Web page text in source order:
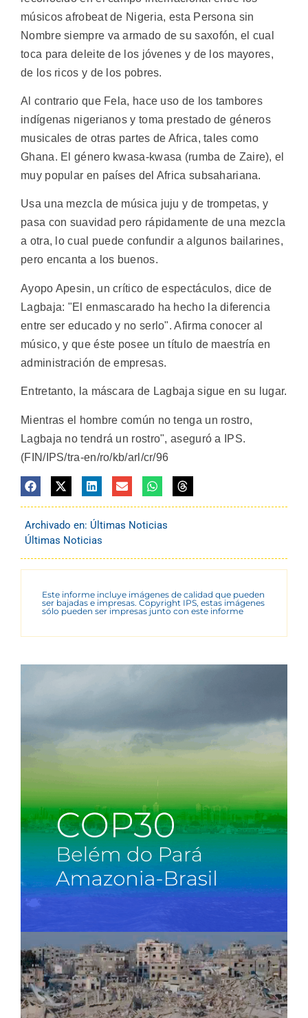
músicos afrobeat de Nigeria, esta Persona sin
Nombre siempre va armado de su saxofón, el cual
toca para deleite de los jóvenes y de los mayores,
de los ricos y de los pobres.
Al contrario que Fela, hace uso de los tambores
indígenas nigerianos y toma prestado de géneros
musicales de otras partes de Africa, tales como
Ghana. El género kwasa-kwasa (rumba de Zaire), el
muy popular en países del Africa subsahariana.
Usa una mezcla de música juju y de trompetas, y
pasa con suavidad pero rápidamente de una mezcla
a otra, lo cual puede confundir a algunos bailarines,
pero encanta a los buenos.
Ayopo Apesin, un crítico de espectáculos, dice de
Lagbaja: "El enmascarado ha hecho la diferencia
entre ser educado y no serlo". Afirma conocer al
músico, y que éste posee un título de maestría en
administración de empresas.
Entretanto, la máscara de Lagbaja sigue en su lugar.
Mientras el hombre común no tenga un rostro,
Lagbaja no tendrá un rostro", aseguró a IPS.
(FIN/IPS/tra-en/ro/kb/arl/cr/96
Archivado en: Últimas Noticias
Últimas Noticias
Este informe incluye imágenes de calidad que pueden
ser bajadas e impresas. Copyright IPS, estas imágenes
sólo pueden ser impresas junto con este informe